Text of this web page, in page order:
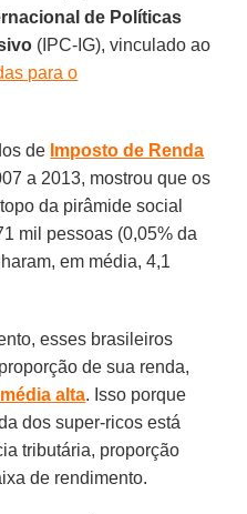
de Políticas
(IPC-IG), vinculado ao
para o
de Imposto de Renda
a 2013, mostrou que os
da pirâmide social
mil pessoas (0,05% da
em média, 4,1
esses brasileiros
de sua renda,
alta. Isso porque
dos super-ricos está
tributária, proporção
de rendimento.